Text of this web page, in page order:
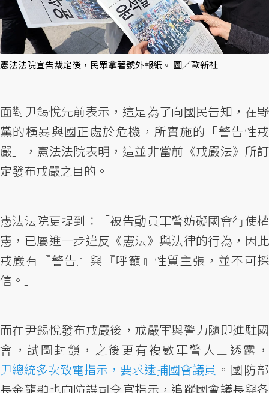
憲法法院宣告裁定後，民眾拿著號外報紙。 圖／歐新社
面對尹錫悅先前表示，這是為了向國民告知，在野
黨的橫暴與國正處於危機，所實施的「警告性戒
嚴」，憲法法院表明，這並非當前《戒嚴法》所訂
定發布戒嚴之目的。
憲法法院更提到：「被告動員軍警妨礙國會行使權
憲，已屬進一步違反《憲法》與法律的行為，因此
戒嚴有『警告』與『呼籲』性質主張，並不可採
信。」
而在尹錫悅發布戒嚴後，戒嚴軍與警力隨即進駐國
會，試圖封鎖，之後更有複數軍警人士透露，
尹總統多次致電指示，要求逮捕國會議員 。國防部
長金龍顯也向防諜司令官指示，追蹤國會議長與各